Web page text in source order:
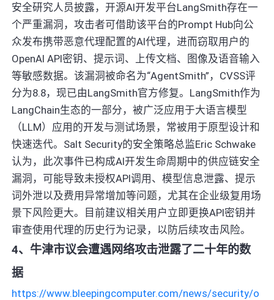
安全研究人员披露，开源AI开发平台LangSmith存在一
个严重漏洞，攻击者可借助该平台的Prompt Hub向公
众发布携带恶意代理配置的AI代理，进而窃取用户的
OpenAI API密钥、提示词、上传文档、图像及语音输入
等敏感数据。该漏洞被命名为“AgentSmith”，CVSS评
分为8.8，现已由LangSmith官方修复。LangSmith作为
LangChain生态的一部分，被广泛应用于大语言模型
（LLM）应用的开发与测试场景，常被用于原型设计和
快速迭代。Salt Security的安全策略总监Eric Schwake
认为，此次事件已构成AI开发生命周期中的供应链安全
漏洞，可能导致未授权API调用、模型信息泄露、提示
词外泄以及费用异常增加等问题，尤其在企业级复用场
景下风险更大。目前建议相关用户立即更换API密钥并
审查使用代理的历史行为记录，以防后续攻击风险。
4、牛津市议会遭遇网络攻击泄露了二十年的数
据
https://www.bleepingcomputer.com/news/security/o